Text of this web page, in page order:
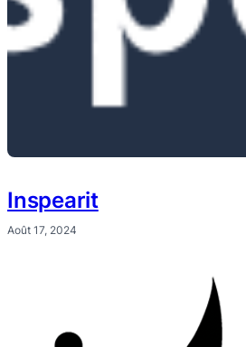
Inspearit
Août 17, 2024